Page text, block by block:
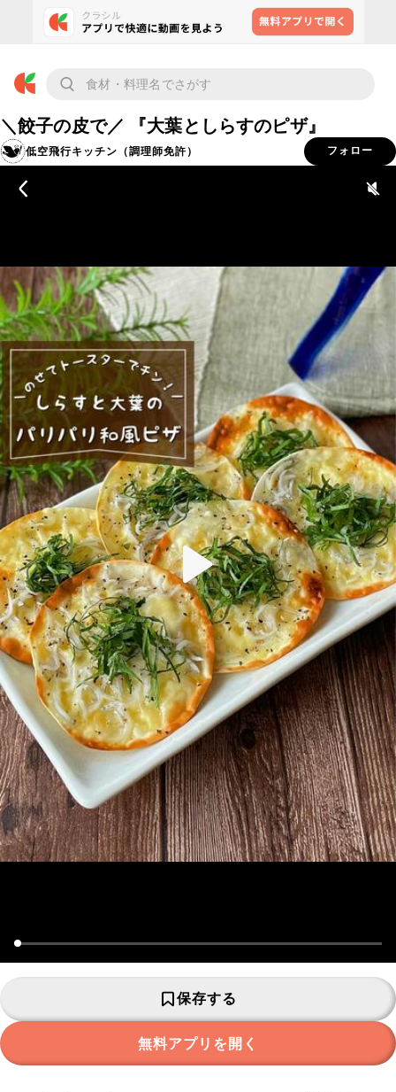
＼餃子の皮で／ 『大葉としらすのピザ』
低空飛行キッチン（調理師免許） フォロー
保存する
無料アプリを開く